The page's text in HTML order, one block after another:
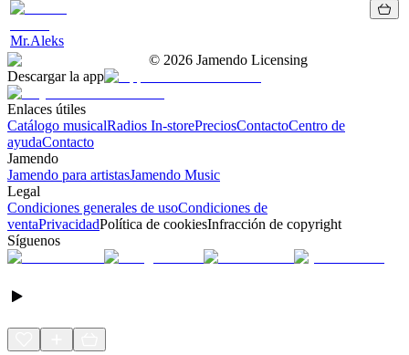
Mr.Aleks
© 2026 Jamendo Licensing
Descargar la app
Enlaces útiles
Catálogo musicalRadios In-storePreciosContactoCentro de
ayudaContacto
Jamendo
Jamendo para artistasJamendo Music
Legal
Condiciones generales de usoCondiciones de
ventaPrivacidadPolítica de cookiesInfracción de copyright
Síguenos